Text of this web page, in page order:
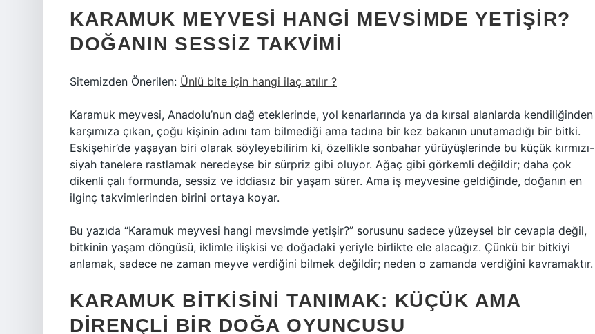
KARAMUK MEYVESI HANGI MEVSIMDE YETIŞIR?
DOĞANIN SESSIZ TAKVIMI
Sitemizden Önerilen: Ünlü bite için hangi ilaç atılır ?
Karamuk meyvesi, Anadolu’nun dağ eteklerinde, yol kenarlarında ya da kırsal alanlarda kendiliğinden
karşımıza çıkan, çoğu kişinin adını tam bilmediği ama tadına bir kez bakanın unutamadığı bir bitki.
Eskişehir’de yaşayan biri olarak söyleyebilirim ki, özellikle sonbahar yürüyüşlerinde bu küçük kırmızı-
siyah tanelere rastlamak neredeyse bir sürpriz gibi oluyor. Ağaç gibi görkemli değildir; daha çok
dikenli çalı formunda, sessiz ve iddiasız bir yaşam sürer. Ama iş meyvesine geldiğinde, doğanın en
ilginç takvimlerinden birini ortaya koyar.
Bu yazıda “Karamuk meyvesi hangi mevsimde yetişir?” sorusunu sadece yüzeysel bir cevapla değil,
bitkinin yaşam döngüsü, iklimle ilişkisi ve doğadaki yeriyle birlikte ele alacağız. Çünkü bir bitkiyi
anlamak, sadece ne zaman meyve verdiğini bilmek değildir; neden o zamanda verdiğini kavramaktır.
KARAMUK BITKISINI TANIMAK: KÜÇÜK AMA
DIRENÇLI BIR DOĞA OYUNCUSU